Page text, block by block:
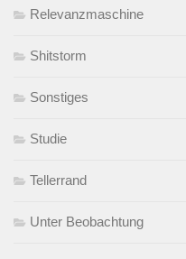
Relevanzmaschine
Shitstorm
Sonstiges
Studie
Tellerrand
Unter Beobachtung